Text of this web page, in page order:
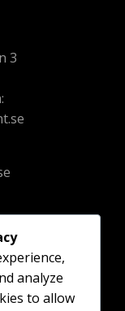
3
fler bilder från
analyze
to allow